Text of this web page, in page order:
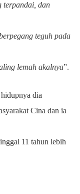
terpandai, dan
teguh pada
lemah akalnya”.
dia
Cina dan ia
11 tahun lebih